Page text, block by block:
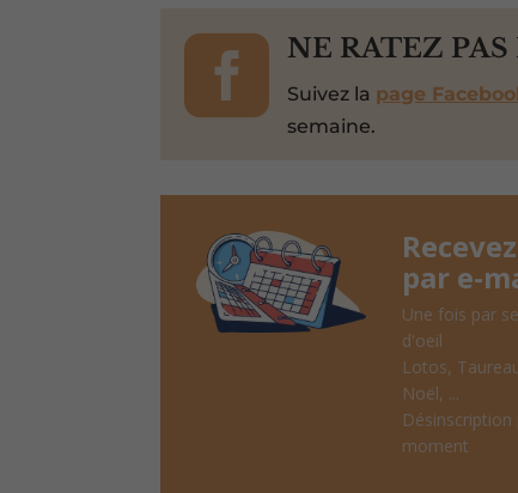
 NE RATEZ
Suivez la page
semaine.
par e-
Une fois par
d'oeil
Lotos,
Noël, ...
moment